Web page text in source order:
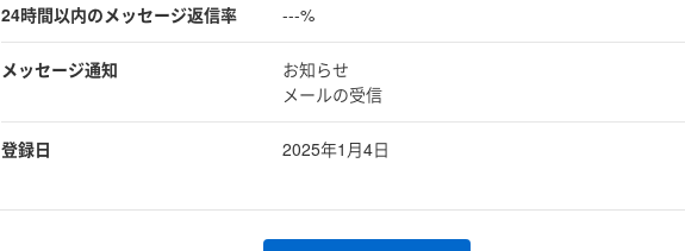
24時間以内のメッセージ返信率 ---%
メッセージ通知
お知らせ
メールの受信
登録日 2025年1月4日